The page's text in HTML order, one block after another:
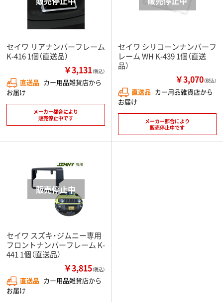
セイワ リアナンバーフレーム
K-416 1個（直送品）
￥3,131（税込）
直送品 カー用品雑貨店から
お届け
メーカー都合により
販売停止中です
セイワ シリコーンナンバーフ
レーム WH K-439 1個（直送
品）
￥3,070（税込）
直送品 カー用品雑貨店から
お届け
メーカー都合により
販売停止中です
セイワ スズキ・ジムニー専用
フロントナンバーフレーム K-
441 1個（直送品）
￥3,815（税込）
直送品 カー用品雑貨店から
お届け